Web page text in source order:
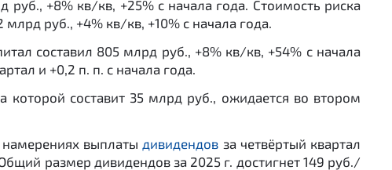
+8% кв/кв, +25% с начала года. Стоимость риска
млрд руб., +4% кв/кв, +10% с начала года.
составил 805 млрд руб., +8% кв/кв, +54% с начала
и +0,2 п. п. с начала года.
которой составит 35 млрд руб., ожидается во втором
выплаты дивидендов за четвёртый квартал
размер дивидендов за 2025 г. достигнет 149 руб./